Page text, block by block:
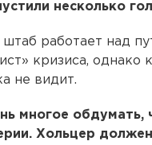
несколько
штаб работает над
кризиса,
не видит.
многое обдумать,
Хольцер